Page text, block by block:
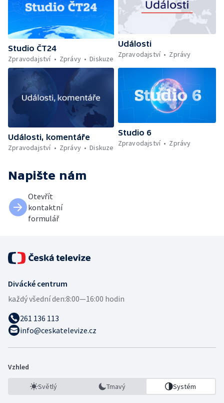
Studio ČT24
Zpravodajství
Zprávy Diskuze
Události
Zpravodajství
Zprávy
Události, komentáře
Zpravodajství
Zprávy Diskuze
Studio 6
Zpravodajství
Zprávy
Napište nám
Otevřít
kontaktní
formulář
Divácké centrum
každý všední den:8:00—16:00 hodin
261 136 113
info@ceskatelevize.cz
Vzhled
Světlý Tmavý Systém